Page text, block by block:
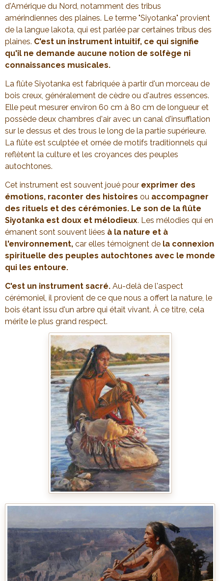
d'Amérique du Nord, notamment des tribus
amérindiennes des plaines. Le terme "Siyotanka" provient
de la langue lakota, qui est parlée par certaines tribus des
plaines. C'est un instrument intuitif, ce qui signifie
qu'il ne demande aucune notion de solfège ni
connaissances musicales.
La flûte Siyotanka est fabriquée à partir d'un morceau de
bois creux, généralement de cèdre ou d'autres essences.
Elle peut mesurer environ 60 cm à 80 cm de longueur et
possède deux chambres d'air avec un canal d'insufflation
sur le dessus et des trous le long de la partie supérieure.
La flûte est sculptée et ornée de motifs traditionnels qui
reflètent la culture et les croyances des peuples
autochtones.
Cet instrument est souvent joué pour exprimer des
émotions, raconter des histoires ou accompagner
des rituels et des cérémonies. Le son de la flûte
Siyotanka est doux et mélodieux. Les mélodies qui en
émanent sont souvent liées à la nature et à
l'environnement, car elles témoignent de la connexion
spirituelle des peuples autochtones avec le monde
qui les entoure.
C'est un instrument sacré. Au-delà de l'aspect
cérémoniel, il provient de ce que nous a offert la nature, le
bois étant issu d'un arbre qui était vivant. À ce titre, cela
mérite le plus grand respect.